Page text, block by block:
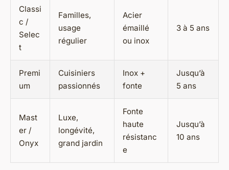
Classi
c /
Selec
t
Familles,
usage
régulier
Acier
émaillé
ou inox
3 à 5 ans
Premi
um
Cuisiniers
passionnés
Inox +
fonte
Jusqu’à
5 ans
Mast
er /
Onyx
Luxe,
longévité,
grand jardin
Fonte
haute
résistanc
e
Jusqu’à
10 ans